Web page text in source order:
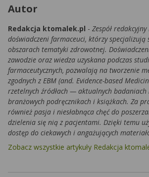
Autor
Redakcja ktomalek.pl - Zespół
doświadczeni farmaceuci, którzy specjalizują
obszarach tematyki zdrowotnej.
zawodzie oraz wiedza uzyskana podczas
farmaceutycznych, pozwalają na tworzenie
zgodnych z EBM (and. Evidence-based
rzetelnych źródłach — aktualnych badaniach
branżowych podręcznikach i książkach. Za
również pasja i niesłabnąca chęć do
dzielenia się nią z pacjentami. Dzięki temu
dostęp do ciekawych i angażujących
Zobacz wszystkie artykuły Redakcja